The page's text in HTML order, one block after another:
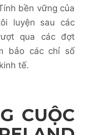
bền vững của
luyện sau các
qua các đợt
bảo các chỉ số
tế.
CUỘC